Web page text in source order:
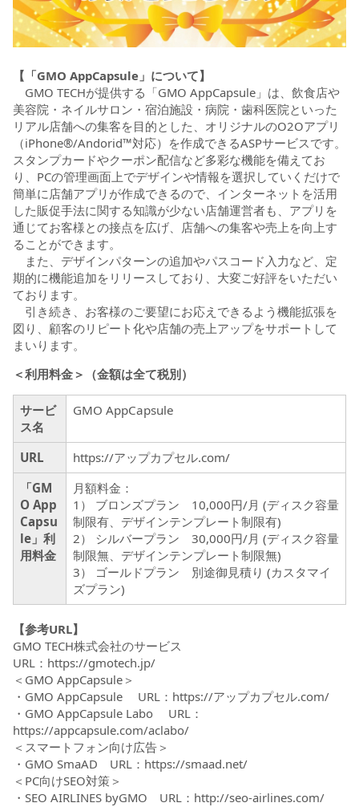
【「GMO AppCapsule」について】
GMO TECHが提供する「GMO AppCapsule」は、飲食店や
美容院・ネイルサロン・宿泊施設・病院・歯科医院といった
リアル店舗への集客を目的とした、オリジナルのO2Oアプリ
（iPhone®/Andorid™対応）を作成できるASPサービスです。
スタンプカードやクーポン配信など多彩な機能を備えてお
り、PCの管理画面上でデザインや情報を選択していくだけで
簡単に店舗アプリが作成できるので、インターネットを活用
した販促手法に関する知識が少ない店舗運営者も、アプリを
通じてお客様との接点を広げ、店舗への集客や売上を向上す
ることができます。
また、デザインパターンの追加やパスコード入力など、定
期的に機能追加をリリースしており、大変ご好評をいただい
ております。
引き続き、お客様のご要望にお応えできるよう機能拡張を
図り、顧客のリピート化や店舗の売上アップをサポートして
まいります。
＜利用料金＞（金額は全て税別）
サービ
ス名
GMO AppCapsule
URL
https://アップカプセル.com/
「GM
O App
Capsu
le」利
用料金
月額料金：
1） ブロンズプラン 10,000円/月 (ディスク容量
制限有、デザインテンプレート制限有)
2） シルバープラン 30,000円/月 (ディスク容量
制限無、デザインテンプレート制限無)
3） ゴールドプラン 別途御見積り (カスタマイ
ズプラン)
【参考URL】
GMO TECH株式会社のサービス
URL： https://gmotech.jp/
＜GMO AppCapsule＞
・GMO AppCapsule URL：https://アップカプセル.com/
・GMO AppCapsule Labo URL：
https://appcapsule.com/aclabo/
＜スマートフォン向け広告＞
・GMO SmaAD URL： https://smaad.net/
＜PC向けSEO対策＞
・SEO AIRLINES byGMO URL： http://seo-airlines.com/